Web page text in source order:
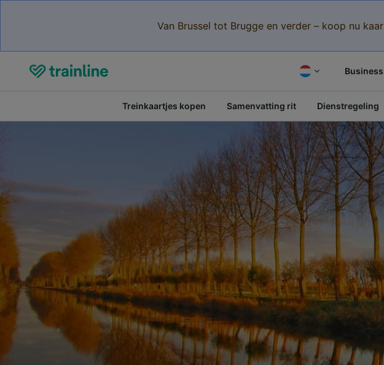
Van Brussel tot Brugge en verder – koop nu
Business
Treinkaartjes kopen Samenvatting rit Dienstregeling